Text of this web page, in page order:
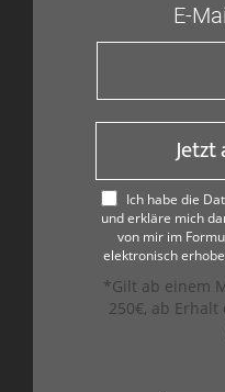
E-
Ich habe die
und erkläre mich
von mir im
elektronisch
*Gilt ab einem
250€, ab